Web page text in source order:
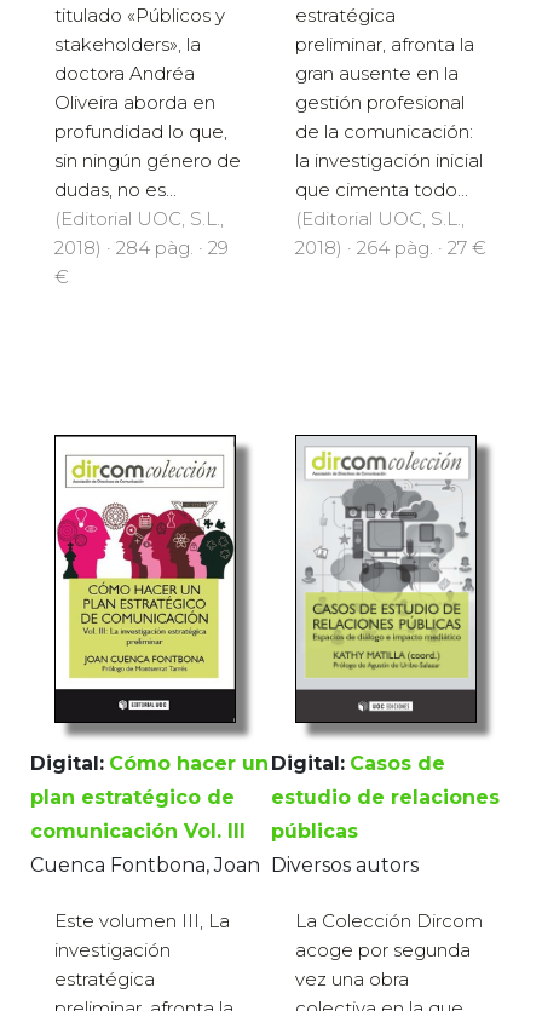
titulado «Públicos y
stakeholders», la
doctora Andréa
Oliveira aborda en
profundidad lo que,
sin ningún género de
dudas, no es...
(Editorial UOC, S.L.,
2018) · 284 pàg. · 29
€
estratégica
preliminar, afronta la
gran ausente en la
gestión profesional
de la comunicación:
la investigación inicial
que cimenta todo...
(Editorial UOC, S.L.,
2018) · 264 pàg. · 27 €
Digital: Cómo hacer un
plan estratégico de
comunicación Vol. III
Cuenca Fontbona, Joan
Este volumen III, La
investigación
estratégica
Digital: Casos de
estudio de relaciones
públicas
Diversos autors
La Colección Dircom
acoge por segunda
vez una obra